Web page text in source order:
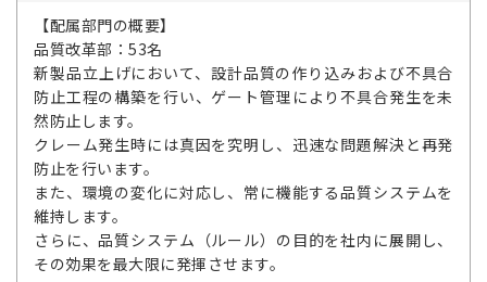
【配属部門の概要】
品質改革部：53名
新製品立上げにおいて、設計品質の作り込みおよび不具合
防止工程の構築を行い、ゲート管理により不具合発生を未
然防止します。
クレーム発生時には真因を究明し、迅速な問題解決と再発
防止を行います。
また、環境の変化に対応し、常に機能する品質システムを
維持します。
さらに、品質システム（ルール）の目的を社内に展開し、
その効果を最大限に発揮させます。